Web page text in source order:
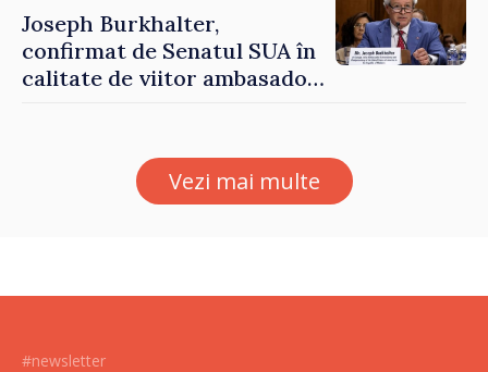
Joseph Burkhalter,
confirmat de Senatul SUA în
calitate de viitor ambasador
Vezi mai multe
#newsletter